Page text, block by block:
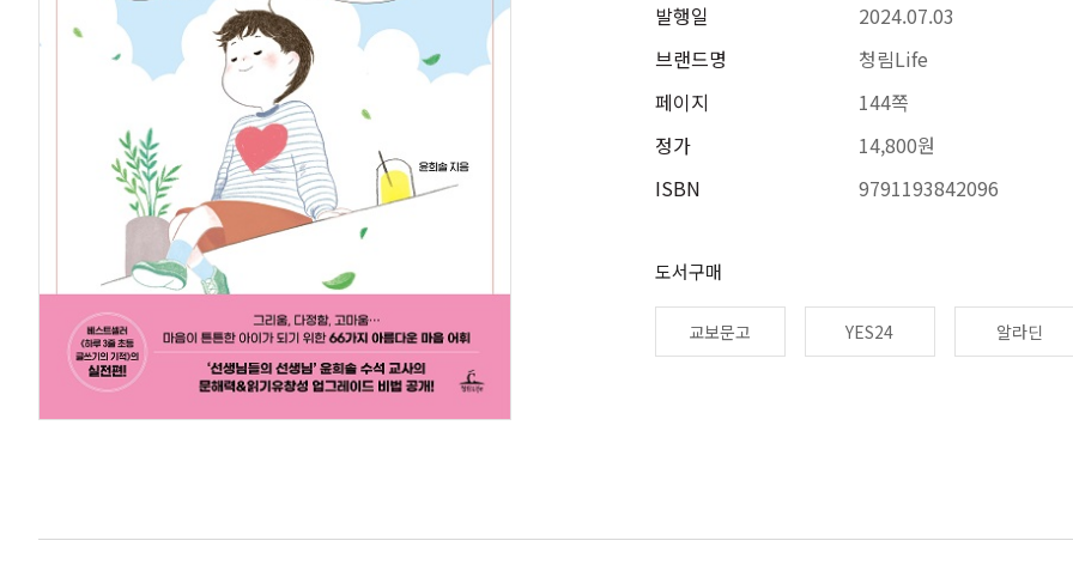
발행일
브랜드명
페이지
정가
ISBN
2024.07.03
청림Life
144쪽
14,800원
9791193842096
도서구매
교보문고 YES24 알라딘